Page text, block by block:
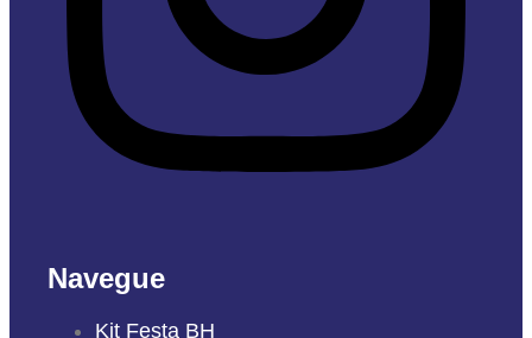
Navegue
Kit Festa BH